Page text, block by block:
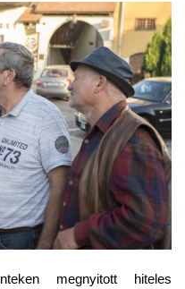
megnyitott hiteles